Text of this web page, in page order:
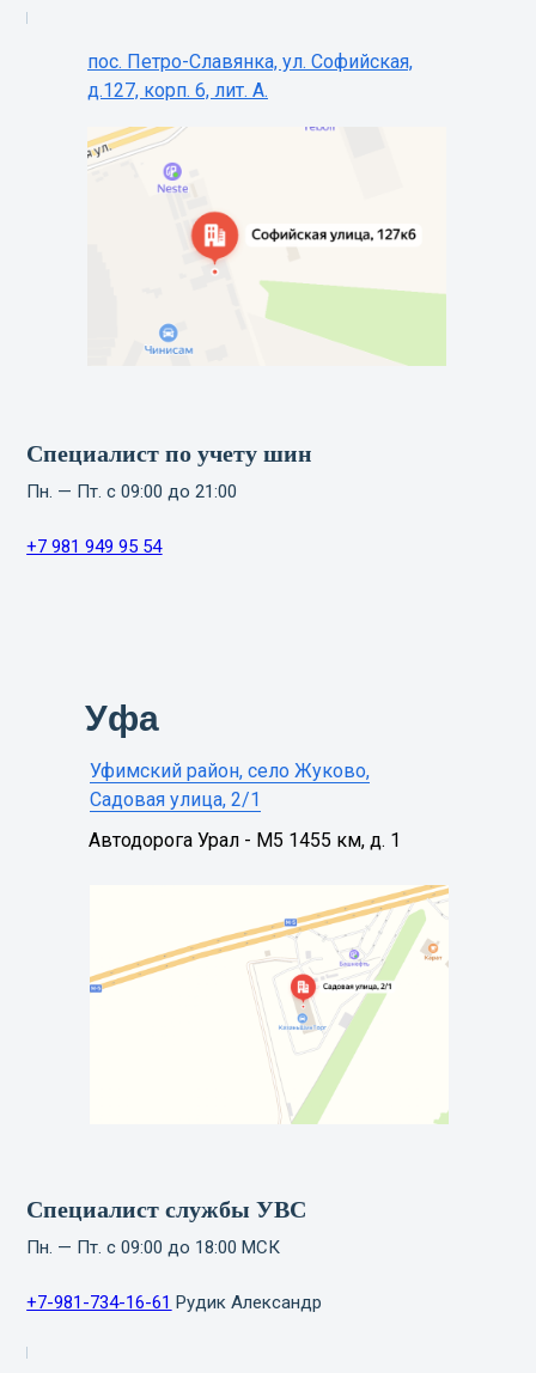
пос. Петро-Славянка, ул. Софийская,
д.127, корп. 6, лит. А.
Специалист по учету шин
Пн. — Пт. с 09:00 до 21:00
+7 981 949 95 54
Уфа
Уфимский район, село Жуково,
Садовая улица, 2/1
Автодорога Урал - М5 1455 км, д. 1
Специалист службы УВС
Пн. — Пт. с 09:00 до 18:00 МСК
+7-981-734-16-61 Рудик Александр